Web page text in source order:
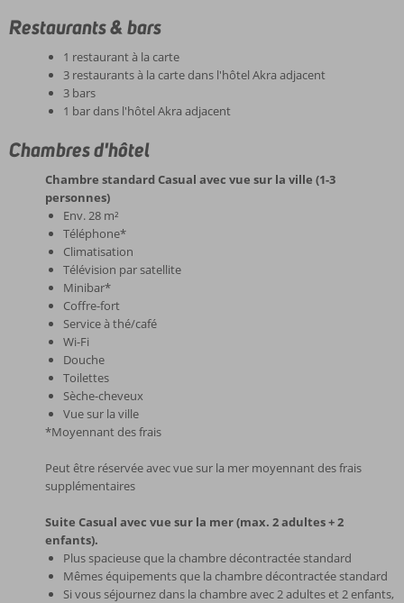
Restaurants & bars
1 restaurant à la carte
3 restaurants à la carte dans l'hôtel Akra adjacent
3 bars
1 bar dans l'hôtel Akra adjacent
Chambres d'hôtel
Chambre standard Casual avec vue sur la ville (1-3
personnes)
Env. 28 m²
Téléphone*
Climatisation
Télévision par satellite
Minibar*
Coffre-fort
Service à thé/café
Wi-Fi
Douche
Toilettes
Sèche-cheveux
Vue sur la ville
*Moyennant des frais
Peut être réservée avec vue sur la mer moyennant des frais
supplémentaires
Suite Casual avec vue sur la mer (max. 2 adultes + 2
enfants).
Plus spacieuse que la chambre décontractée standard
Mêmes équipements que la chambre décontractée standard
Si vous séjournez dans la chambre avec 2 adultes et 2 enfants,